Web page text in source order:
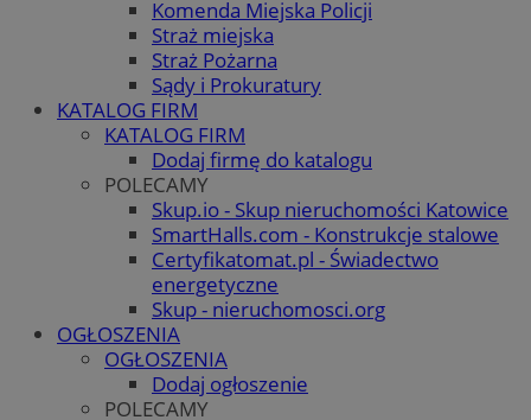
Komenda Miejska Policji
Straż miejska
Straż Pożarna
Sądy i Prokuratury
KATALOG FIRM
KATALOG FIRM
Dodaj firmę do katalogu
POLECAMY
Skup.io - Skup nieruchomości Katowice
SmartHalls.com - Konstrukcje stalowe
Certyfikatomat.pl - Świadectwo
energetyczne
Skup - nieruchomosci.org
OGŁOSZENIA
OGŁOSZENIA
Dodaj ogłoszenie
POLECAMY